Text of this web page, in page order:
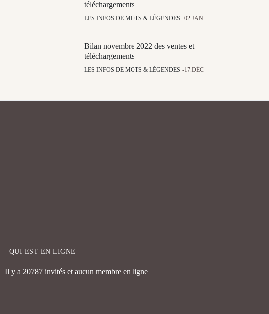
téléchargements
LES INFOS DE MOTS & LÉGENDES 02.JAN
Bilan novembre 2022 des ventes et
téléchargements
LES INFOS DE MOTS & LÉGENDES 17.DÉC
QUI EST EN LIGNE
Il y a 20787 invités et aucun membre en ligne